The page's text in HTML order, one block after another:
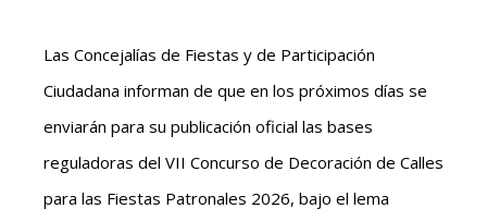
Las Concejalías de Fiestas y de Participación
Ciudadana informan de que en los próximos días se
enviarán para su publicación oficial las bases
reguladoras del VII Concurso de Decoración de Calles
para las Fiestas Patronales 2026, bajo el lema